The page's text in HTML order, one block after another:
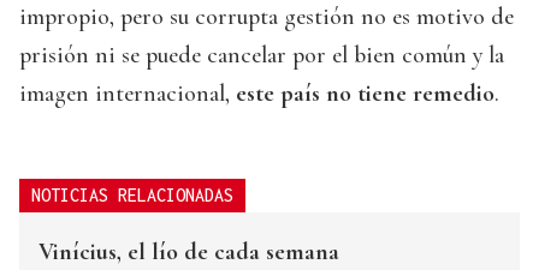
impropio, pero su corrupta gestión no es motivo de
prisión ni se puede cancelar por el bien común y la
imagen internacional, este país no tiene remedio.
NOTICIAS RELACIONADAS
Vinícius, el lío de cada semana